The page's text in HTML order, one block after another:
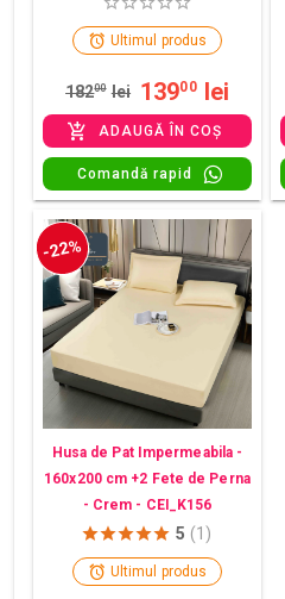
Ultimul produs
18200 lei 13900 lei
ADAUGĂ ÎN COȘ
Comandă rapid
-22%
Husa de Pat Impermeabila -
160x200 cm +2 Fete de Perna
- Crem - CEI_K156
5 (1)
Ultimul produs